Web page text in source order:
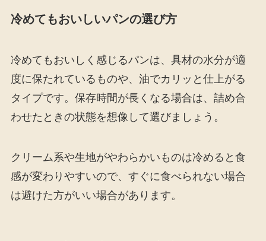
冷めてもおいしいパンの選び方
冷めてもおいしく感じるパンは、具材の水分が適
度に保たれているものや、油でカリッと仕上がる
タイプです。保存時間が長くなる場合は、詰め合
わせたときの状態を想像して選びましょう。
クリーム系や生地がやわらかいものは冷めると食
感が変わりやすいので、すぐに食べられない場合
は避けた方がいい場合があります。